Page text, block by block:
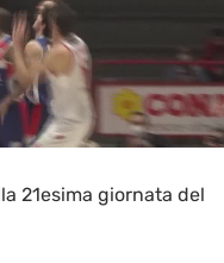
21esima giornata del